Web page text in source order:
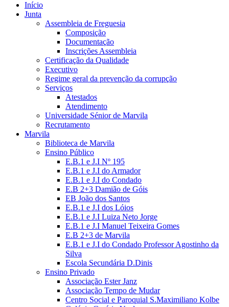
Início
Junta
Assembleia de Freguesia
Composição
Documentação
Inscrições Assembleia
Certificação da Qualidade
Executivo
Regime geral da prevenção da corrupção
Serviços
Atestados
Atendimento
Universidade Sénior de Marvila
Recrutamento
Marvila
Biblioteca de Marvila
Ensino Público
E.B.1 e J.I Nº 195
E.B.1 e J.I do Armador
E.B.1 e J.I do Condado
E.B 2+3 Damião de Góis
EB João dos Santos
E.B.1 e J.I dos Lóios
E.B.1 e J.I Luiza Neto Jorge
E.B.1 e J.I Manuel Teixeira Gomes
E.B 2+3 de Marvila
E.B.1 e J.I do Condado Professor Agostinho da
Silva
Escola Secundária D.Dinis
Ensino Privado
Associação Ester Janz
Associação Tempo de Mudar
Centro Social e Paroquial S.Maximiliano Kolbe